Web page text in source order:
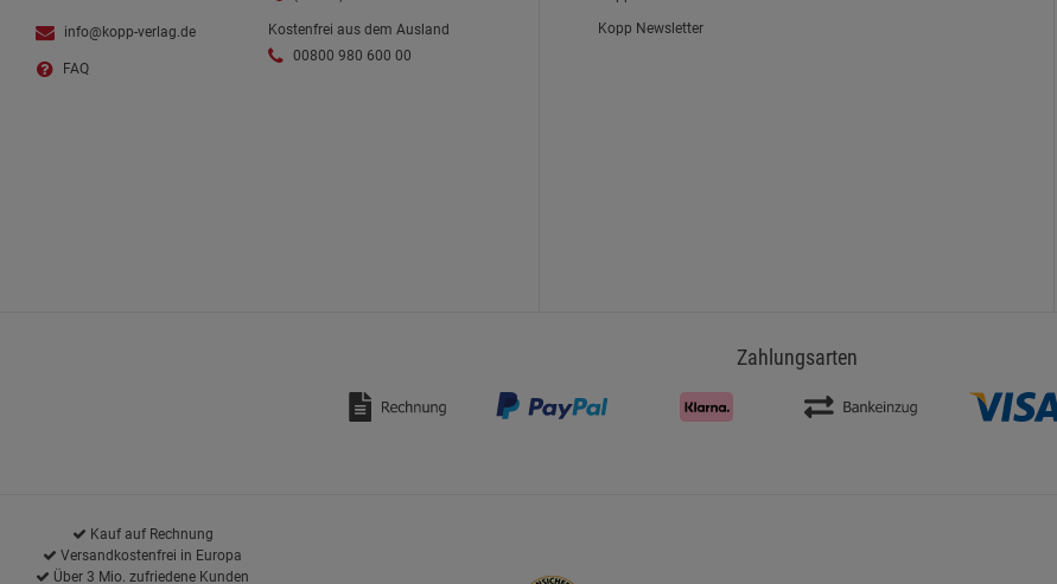
info@kopp-verlag.de
FAQ
Kostenfrei aus dem Ausland
00800 980 600 00
Kopp Newsletter
Zahlungsarten
Kauf auf Rechnung
Versandkostenfrei in Europa
Über 3 Mio. zufriedene Kunden